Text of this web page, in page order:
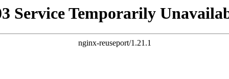
Service Temporarily
nginx-reuseport/1.21.1